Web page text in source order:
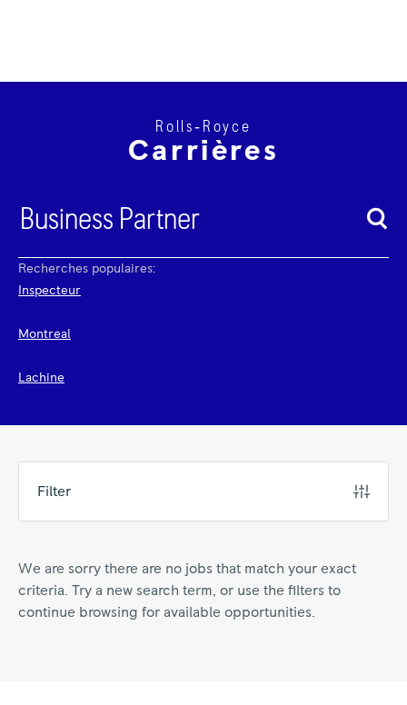
Rolls‑Royce
Carrières
Recherches populaires:
Inspecteur
Montreal
Lachine
Filter
We are sorry there are no jobs that match your exact
criteria. Try a new search term, or use the filters to
continue browsing for available opportunities.